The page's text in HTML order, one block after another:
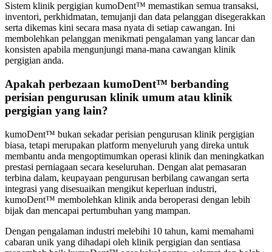
Sistem klinik pergigian kumoDent™ memastikan semua transaksi,
inventori, perkhidmatan, temujanji dan data pelanggan disegerakkan
serta dikemas kini secara masa nyata di setiap cawangan. Ini
membolehkan pelanggan menikmati pengalaman yang lancar dan
konsisten apabila mengunjungi mana-mana cawangan klinik
pergigian anda.
Apakah perbezaan kumoDent™ berbanding
perisian pengurusan klinik umum atau klinik
pergigian yang lain?
kumoDent™ bukan sekadar perisian pengurusan klinik pergigian
biasa, tetapi merupakan platform menyeluruh yang direka untuk
membantu anda mengoptimumkan operasi klinik dan meningkatkan
prestasi perniagaan secara keseluruhan. Dengan alat pemasaran
terbina dalam, keupayaan pengurusan berbilang cawangan serta
integrasi yang disesuaikan mengikut keperluan industri,
kumoDent™ membolehkan klinik anda beroperasi dengan lebih
bijak dan mencapai pertumbuhan yang mampan.
Dengan pengalaman industri melebihi 10 tahun, kami memahami
cabaran unik yang dihadapi oleh klinik pergigian dan sentiasa